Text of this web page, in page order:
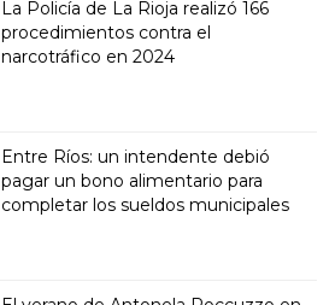
La Policía de La Rioja realizó 166
procedimientos contra el
narcotráfico en 2024
Entre Ríos: un intendente debió
pagar un bono alimentario para
completar los sueldos municipales